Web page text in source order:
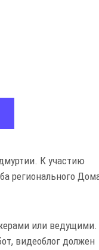
К участию
регионального
или ведущими.
видеоблог должен